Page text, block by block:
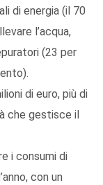
di energia (il 70
l’acqua,
(23 per
di euro, più di
che gestisce il
i consumi di
con un